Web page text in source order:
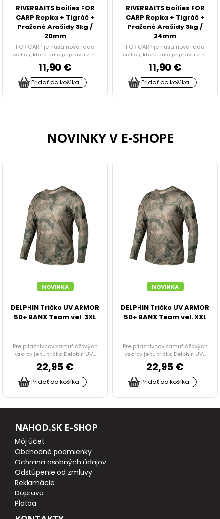
RIVERBAITS boilies FOR
CARP Repka + Tigráč +
Pražené Arašidy 3kg /
20mm
FOR CARP je naša nová rada
boilies, ktorú sme pripravili z n...
11,90 €
Pridať do košíka
RIVERBAITS boilies FOR
CARP Repka + Tigráč +
Pražené Arašidy 3kg /
24mm
FOR CARP je naša nová rada
boilies, ktorú sme pripravili z n...
11,90 €
Pridať do košíka
NOVINKY V E-SHOPE
NOVINKA
DELPHIN Tričko UV ARMOR
50+ BANX Team vel. 3XL
Pre priaznivcov kamuflážových
vzorov je tu tričko Delphin UV...
22,95 €
Pridať do košíka
NOVINKA
DELPHIN Tričko UV ARMOR
50+ BANX Team vel. XXL
Pre priaznivcov kamuflážových
vzorov je tu tričko Delphin UV...
22,95 €
Pridať do košíka
NAHOD.SK E-SHOP
Môj účet
Obchodné podmienky
Ochrana osobných údajov
Odstúpenie od zmluvy
Reklamácie
Doprava
Platba
Doplnky na feeder a plávanú
NOŽE A BRÚSKY
HRKÁLKY
SPACÁKY
LEHÁTKA
KRESLÁ A STOLIČKY
STOLÍKY DO BIVAKU
PRÍPRAVA JEDLA, NÁDOBY, OHREVY, CHLADNIČKY
TERMO A JEDÁLENSKÉ TAŠKY
ODPUDZOVAČE HMYZU
TAŠKY, BATOHY A PUZDRA
RYBÁRSKE DOPLNKY
HYGIENA